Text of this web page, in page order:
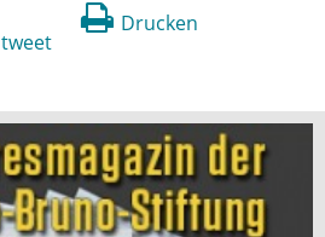
Drucken
tweet